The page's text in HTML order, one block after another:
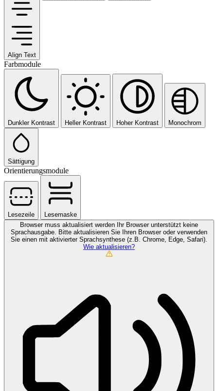
Align Text
Farbmodule
Dunkler Kontrast Heller Kontrast Hoher Kontrast Monochrom
Sättigung
Orientierungsmodule
Lesezeile
Lesemaske
Browser muss aktualisiert werden
Ihr Browser unterstützt keine
Sprachausgabe. Bitte aktualisieren Sie Ihren Browser oder verwenden
Sie einen mit aktivierter Sprachsynthese (z.B. Chrome, Edge, Safari).
Wie aktualisieren?